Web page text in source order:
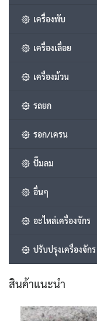
เครื่องพับ
เครื่องเลื่อย
เครื่องม้วน
รถยก
รอก/เครน
ปั๊มลม
อื่นๆ
อะไหล่เครื่องจักร
ปรับปรุงเครื่องจักร
สินค้าแนะนำ